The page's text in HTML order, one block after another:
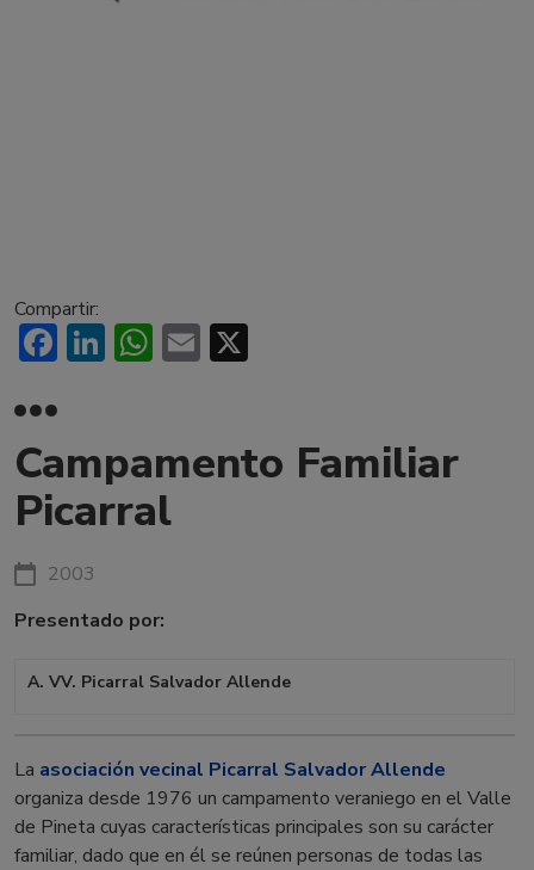
Compartir:
Facebook
LinkedIn
WhatsApp
Email
Campamento Familiar
Picarral
2003
Presentado por:
A. VV. Picarral Salvador Allende
La asociación vecinal Picarral Salvador Allende
organiza desde 1976 un campamento veraniego en el Valle
de Pineta cuyas características principales son su carácter
familiar, dado que en él se reúnen personas de todas las